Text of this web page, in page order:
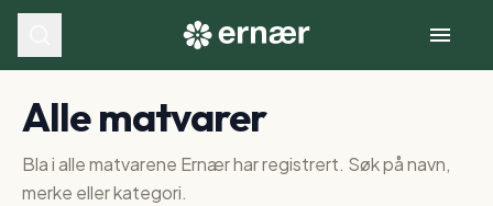
Alle matvarer
Bla i alle matvarene Ernær har registrert. Søk på navn,
merke eller kategori.